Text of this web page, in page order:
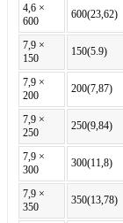
4,6 ×
600
600(23,62)
7,9 ×
150
150(5.9)
7,9 ×
200
200(7,87)
7,9 ×
250
250(9,84)
7,9 ×
300
300(11,8)
7,9 ×
350
350(13,78)